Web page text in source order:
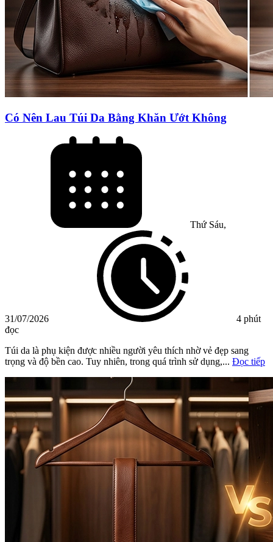
Có Nên Lau Túi Da Bằng Khăn Ướt Không
Thứ Sáu,
31/07/2026
4 phút
đọc
Túi da là phụ kiện được nhiều người yêu thích nhờ vẻ đẹp sang
trọng và độ bền cao. Tuy nhiên, trong quá trình sử dụng,... Đọc tiếp